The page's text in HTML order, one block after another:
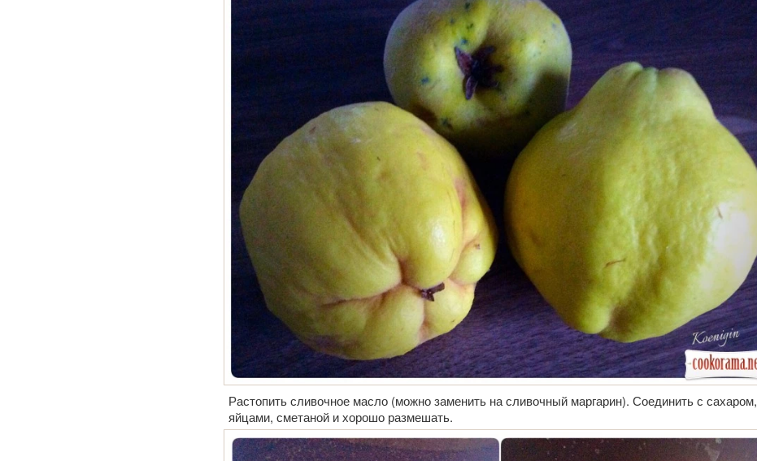
Растопить сливочное масло (можно заменить на сливочный маргарин). Соединить с сахаром,
яйцами, сметаной и хорошо размешать.